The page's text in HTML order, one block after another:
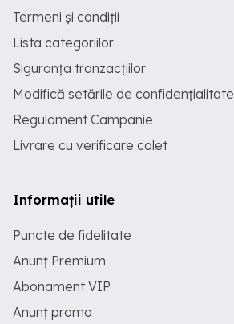
Termeni și condiții
Lista categoriilor
Siguranța tranzacțiilor
Modifică setările de confidențialitate
Regulament Campanie
Livrare cu verificare colet
Informații utile
Puncte de fidelitate
Anunț Premium
Abonament VIP
Anunț promo